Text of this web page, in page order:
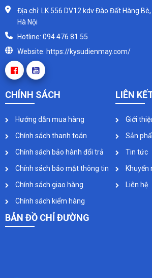
Địa chỉ: LK 556 DV12 kdv Đào Đất Hàng
Hà Nội
Hotline: 094 476 81 55
Website: https://kysudienmay.com/
CHÍNH SÁCH
Hướng dẫn mua hàng
Chính sách thanh toán
Chính sách bảo hành đổi trả
Chính sách bảo mật thông tin
Chính sách giao hàng
Chính sách kiểm hàng
LIÊN
Giới
Sản
Tin tức
Khuyến
Liên hệ
BẢN ĐỒ CHỈ ĐƯỜNG